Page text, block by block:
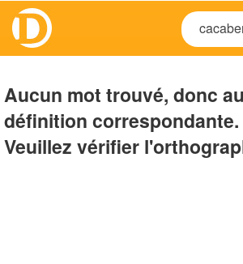
Aucun mot trouvé, donc
définition correspondante.
Veuillez vérifier